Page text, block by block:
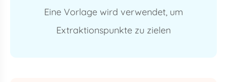
Eine Vorlage wird verwendet, um
Extraktionspunkte zu zielen